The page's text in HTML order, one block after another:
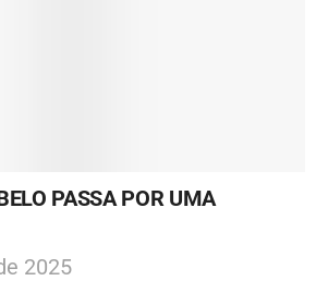
PASSA POR UMA
2025